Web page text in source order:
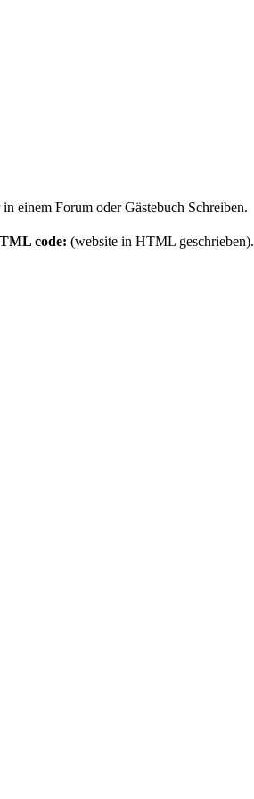
einem Forum oder Gästebuch Schreiben.
code: (website in HTML geschrieben).